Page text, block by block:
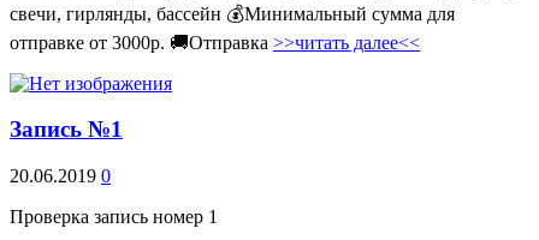
свечи, гирлянды, бассейн 💰Минимальный сумма для
отправке от 3000р. 🚚Отправка >>читать далее<<
Запись №1
20.06.2019 0
Проверка запись номер 1